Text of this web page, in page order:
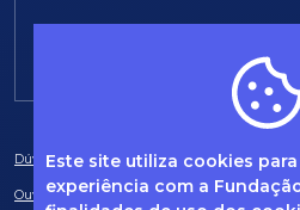
Este site utiliza cookies
experiência com a
Dúvidas frequentes
Ouvidoria